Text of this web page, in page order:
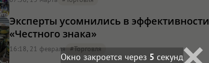
Эксперты усомнились в эффективности
«Честного знака»
16:18, 21 февраля #торговля
Окно закроется через 3 секунд